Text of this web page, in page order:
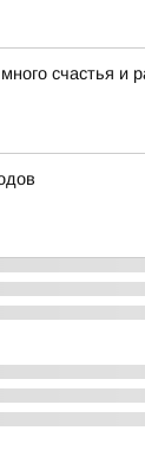
счастья